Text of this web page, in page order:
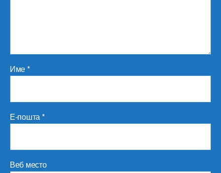
Име*
Е-пошта*
Веб место